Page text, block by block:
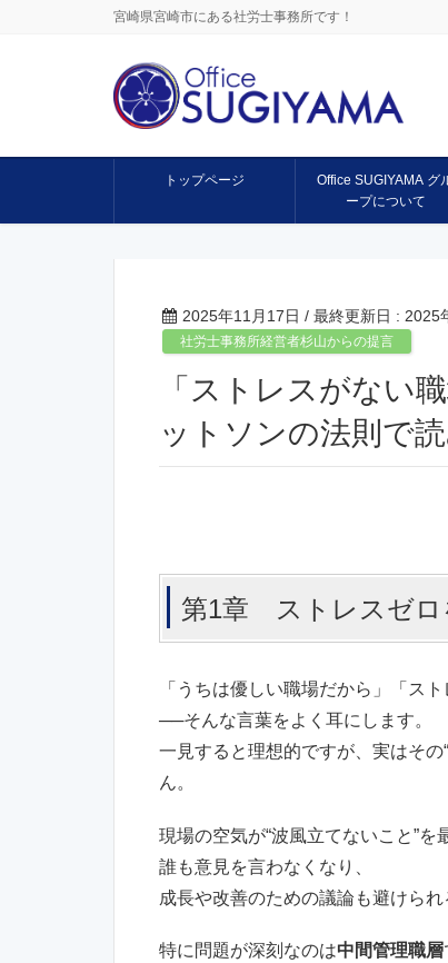
宮崎県宮崎市にある社労士事務所です！
トップページ
Office SUGIYAMA グ
ープについて
2025年11月17日 / 最終更新日 : 2025
社労士事務所経営者杉山からの提言
「ストレスがない
ットソンの法則で
第1章 ストレスゼロ
「うちは優しい職場だから」「ス
──そんな言葉をよく耳にします。
一見すると理想的ですが、実はそ
ん。
現場の空気が“波風立てないこと”を
誰も意見を言わなくなり、
成長や改善のための議論も避けられ
特に問題が深刻なのは中間管理職層